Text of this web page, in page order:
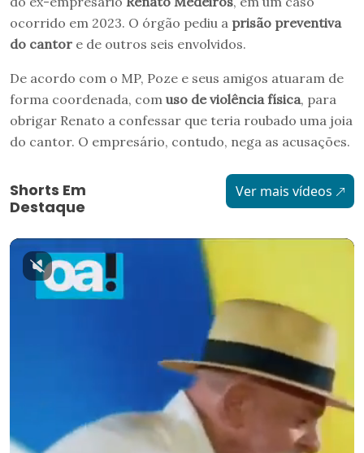
ocorrido em 2023. O órgão pediu a prisão preventiva
do cantor e de outros seis envolvidos.
De acordo com o MP, Poze e seus amigos atuaram de
forma coordenada, com uso de violência física, para
obrigar Renato a confessar que teria roubado uma joia
do cantor. O empresário, contudo, nega as acusações.
Shorts Em
Destaque
Ver mais vídeos